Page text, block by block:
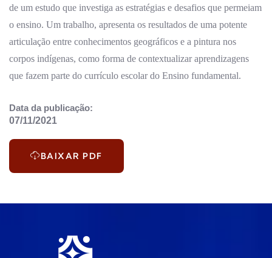
Data da publicação:
07/11/2021
BAIXAR PDF
de um estudo que investiga as estratégias e desafios que permeiam
o ensino. Um trabalho, apresenta os resultados de uma potente
articulação entre conhecimentos geográficos e a pintura nos
corpos indígenas, como forma de contextualizar aprendizagens
que fazem parte do currículo escolar do Ensino fundamental.